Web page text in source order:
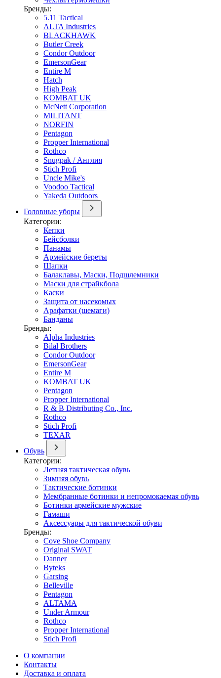
Бренды:
5.11 Tactical
ALTA Industries
BLACKHAWK
Butler Creek
Condor Outdoor
EmersonGear
Entire M
Hatch
High Peak
KOMBAT UK
McNett Corporation
MILITANT
NORFIN
Pentagon
Propper International
Rothco
Snugpak / Англия
Stich Profi
Uncle Mike's
Voodoo Tactical
Yakeda Outdoors
Головные уборы
Категории:
Кепки
Бейсболки
Панамы
Армейские береты
Шапки
Балаклавы, Маски, Подшлемники
Маски для страйкбола
Каски
Защита от насекомых
Арафатки (шемаги)
Банданы
Бренды:
Alpha Industries
Bilal Brothers
Condor Outdoor
EmersonGear
Entire M
KOMBAT UK
Pentagon
Propper International
R & B Distributing Co., Inc.
Rothco
Stich Profi
TEXAR
Обувь
Категории:
Летняя тактическая обувь
Зимняя обувь
Тактические ботинки
Мембранные ботинки и непромокаемая обувь
Ботинки армейские мужские
Гамаши
Аксессуары для тактической обуви
Бренды:
Cove Shoe Company
Original SWAT
Danner
Byteks
Garsing
Belleville
Pentagon
ALTAMA
Under Armour
Rothco
Propper International
Stich Profi
О компании
Контакты
Доставка и оплата